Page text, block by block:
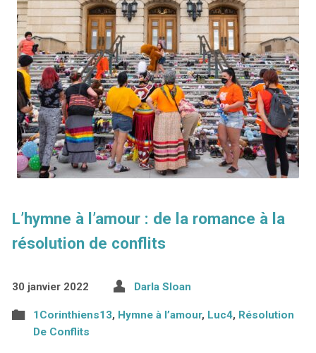
L’hymne à l’amour : de la romance à la
résolution de conflits
30 janvier 2022 Darla Sloan
1Corinthiens13, Hymne à l’amour, Luc4, Résolution
De Conflits